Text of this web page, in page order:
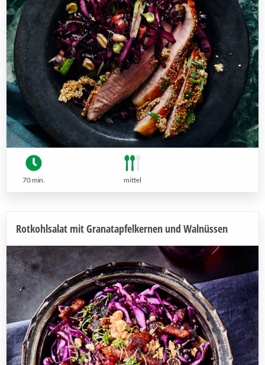
70 min. mittel
Rotkohlsalat mit Granatapfelkernen und Walnüssen